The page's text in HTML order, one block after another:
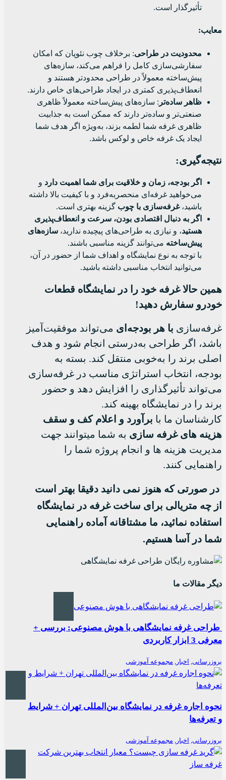
تأثیرگذار است.
معایب:
محدودیت در طراحی: برخلاف چوب نئوپان که امکان
سفارشی‌سازی کامل را فراهم می‌کند، سازه‌های
پیش‌ساخته معمولاً در طراحی محدودتر هستند و
انعطاف‌پذیری کمتری در ایجاد طراحی‌های خاص دارند.
ظاهر ساده‌تر : سازه‌های پیش‌ساخته معمولاً ظاهری
صنعتی‌تر و ساده‌تر دارند که ممکن است به جذابیت
ظاهری غرفه شما لطمه بزند، به‌ویژه اگر هدف شما
ایجاد یک غرفه خاص و لوکس باشد.
نتیجه‌گیری:
اگر بودجه، زمان و خلاقیت برای شما اهمیت دارد و
می‌خواهید غرفه‌ای منحصربه‌فرد و با کیفیت بالا داشته
باشید،غرفه‌سازی با چوب گزینه بهتری است.
اگر به دنبال اقتصادی بودن، سرعت و انعطاف‌پذیری
هستید، و نیازی به طراحی‌های پیچیده ندارید، سازه‌های
پیش‌ساخته می‌توانند گزینه مناسبی باشند.
با توجه به نوع نمایشگاه و اهداف شما از حضور در آن،
می‌توانید انتخاب مناسبی داشته باشید.
همین حالا غرفه خود را در نمایشگاه قطعات
خودرو سفارش دهید!
غرفه‌سازی با هر بودجه‌ای می‌تواند موفقیت‌آمیز
باشد، اگر طراحی به‌درستی انجام شود و هدف
اصلی برند را به‌خوبی منتقل کند. بسته به
بودجه، انتخاب استراتژی مناسب در غرفه‌سازی
می‌تواند تأثیرگذاری را افزایش دهد و حضور
برند را در نمایشگاه بهینه کند.
کارشناسان ما با برآورد و اعلام کف و سقف
هزینه های غرفه سازی به شما میتوانند جهت
مدیریت هزینه ها و انجام پروژه شما را
راهنمایی کنند.
در صورتی که هنوز نمی دانید دقیقا بهتر است
از چه متریالی برای ساخت غرفه در نمایشگاه
استفاده نمائید، ما مشتاقانه آماده راهنمایی
شما در آسا هستیم.
دیگر مقالات ما
طراحی غرفه نمایشگاهی با هوش مصنوعی: بررسی +
معرفی 3 ابزار کاربردی
بروزرسانی, اخبار , مجموعه آموزشی
نحوه اجاره غرفه در نمایشگاه بین‌المللی تهران + شرایط
و تعرفه‌ها
بروزرسانی, اخبار , مجموعه آموزشی